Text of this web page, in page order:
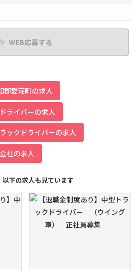
WEB応募する
郡愛荘町の求人
ライバーの求人
ックドライバーの求人
社の求人
下の求人も見ています